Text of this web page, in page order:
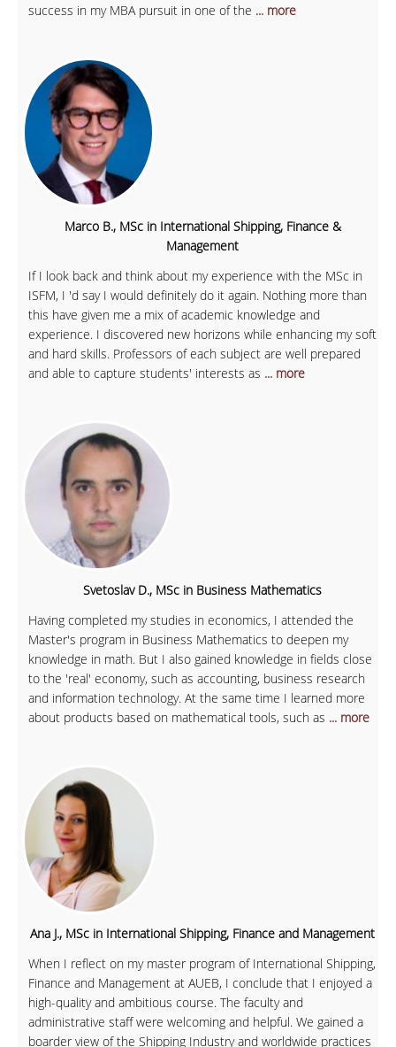
success in my MBA pursuit in one of the ... more
Marco B., MSc in International Shipping, Finance &
Management
If I look back and think about my experience with the MSc in
ISFM, I 'd say I would definitely do it again. Nothing more than
this have given me a mix of academic knowledge and
experience. I discovered new horizons while enhancing my soft
and hard skills. Professors of each subject are well prepared
and able to capture students' interests as ... more
Svetoslav D., MSc in Business Mathematics
Having completed my studies in economics, I attended the
Master's program in Business Mathematics to deepen my
knowledge in math. But I also gained knowledge in fields close
to the 'real' economy, such as accounting, business research
and information technology. At the same time I learned more
about products based on mathematical tools, such as ... more
Ana J., MSc in International Shipping, Finance and Management
When I reflect on my master program of International Shipping,
Finance and Management at AUEB, I conclude that I enjoyed a
high-quality and ambitious course. The faculty and
administrative staff were welcoming and helpful. We gained a
boarder view of the Shipping Industry and worldwide practices